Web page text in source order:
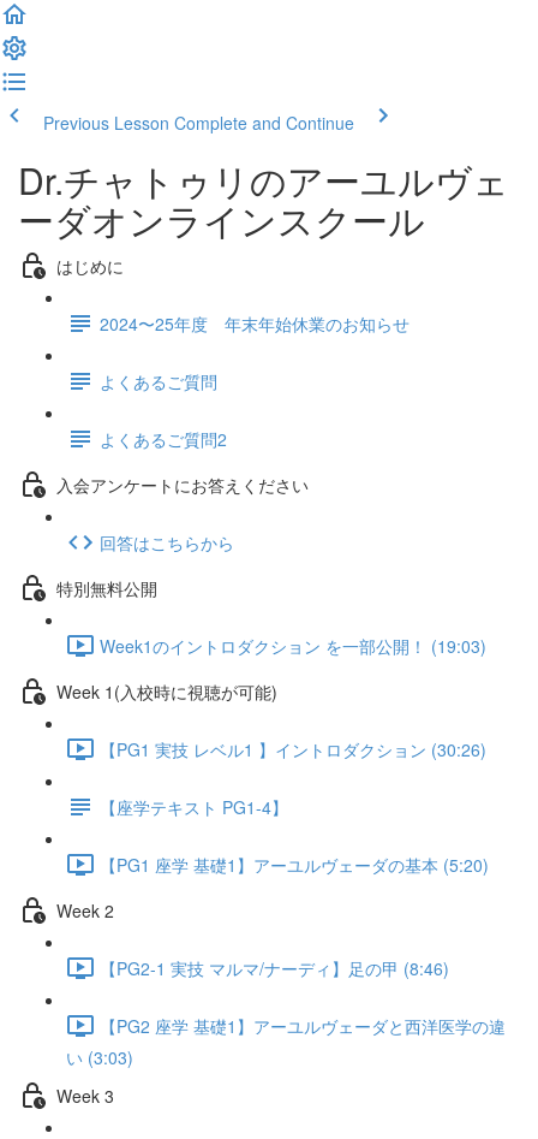
Previous Lesson Complete and Continue
Dr.チャトゥリのアーユルヴェ
ーダオンラインスクール
はじめに
2024〜25年度 年末年始休業のお知らせ
よくあるご質問
よくあるご質問2
入会アンケートにお答えください
回答はこちらから
特別無料公開
Week1のイントロダクション を一部公開！ (19:03)
Week 1(入校時に視聴が可能)
【PG1 実技 レベル1 】イントロダクション (30:26)
【座学テキスト PG1-4】
【PG1 座学 基礎1】アーユルヴェーダの基本 (5:20)
Week 2
【PG2-1 実技 マルマ/ナーディ】足の甲 (8:46)
【PG2 座学 基礎1】アーユルヴェーダと西洋医学の違
い (3:03)
Week 3